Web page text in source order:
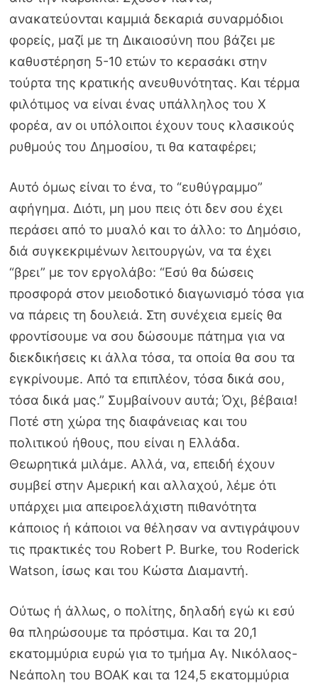
ανακατεύονται καμμιά δεκαριά συναρμόδιοι
φορείς, μαζί με τη Δικαιοσύνη που βάζει με
καθυστέρηση 5-10 ετών το κερασάκι στην
τούρτα της κρατικής ανευθυνότητας. Και τέρμα
φιλότιμος να είναι ένας υπάλληλος του Χ
φορέα, αν οι υπόλοιποι έχουν τους κλασικούς
ρυθμούς του Δημοσίου, τι θα καταφέρει;
Αυτό όμως είναι το ένα, το “ευθύγραμμο”
αφήγημα. Διότι, μη μου πεις ότι δεν σου έχει
περάσει από το μυαλό και το άλλο: το Δημόσιο,
διά συγκεκριμένων λειτουργών, να τα έχει
“βρει” με τον εργολάβο: “Εσύ θα δώσεις
προσφορά στον μειοδοτικό διαγωνισμό τόσα για
να πάρεις τη δουλειά. Στη συνέχεια εμείς θα
φροντίσουμε να σου δώσουμε πάτημα για να
διεκδικήσεις κι άλλα τόσα, τα οποία θα σου τα
εγκρίνουμε. Από τα επιπλέον, τόσα δικά σου,
τόσα δικά μας.” Συμβαίνουν αυτά; Όχι, βέβαια!
Ποτέ στη χώρα της διαφάνειας και του
πολιτικού ήθους, που είναι η Ελλάδα.
Θεωρητικά μιλάμε. Αλλά, να, επειδή έχουν
συμβεί στην Αμερική και αλλαχού, λέμε ότι
υπάρχει μια απειροελάχιστη πιθανότητα
κάποιος ή κάποιοι να θέλησαν να αντιγράψουν
τις πρακτικές του Robert P. Burke, του Roderick
Watson, ίσως και του Κώστα Διαμαντή.
Ούτως ή άλλως, ο πολίτης, δηλαδή εγώ κι εσύ
θα πληρώσουμε τα πρόστιμα. Και τα 20,1
εκατομμύρια ευρώ για το τμήμα Αγ. Νικόλαος-
Νεάπολη του ΒΟΑΚ και τα 124,5 εκατομμύρια